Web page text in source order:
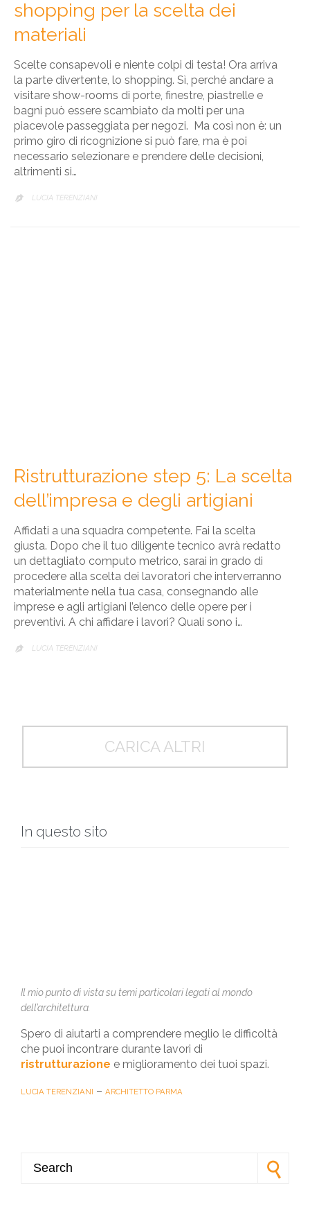
shopping per la scelta dei
materiali
Scelte consapevoli e niente colpi di testa! Ora arriva
la parte divertente, lo shopping. Sì, perché andare a
visitare show-rooms di porte, finestre, piastrelle e
bagni può essere scambiato da molti per una
piacevole passeggiata per negozi. Ma così non è: un
primo giro di ricognizione si può fare, ma è poi
necessario selezionare e prendere delle decisioni,
altrimenti si…
 LUCIA TERENZIANI
Ristrutturazione step 5: La scelta
dell’impresa e degli artigiani
Affidati a una squadra competente. Fai la scelta
giusta. Dopo che il tuo diligente tecnico avrà redatto
un dettagliato computo metrico, sarai in grado di
procedere alla scelta dei lavoratori che interverranno
materialmente nella tua casa, consegnando alle
imprese e agli artigiani l’elenco delle opere per i
preventivi. A chi affidare i lavori? Quali sono i…
 LUCIA TERENZIANI
CARICA ALTRI
In questo sito
Il mio punto di vista su temi particolari legati al mondo
dell’architettura.
Spero di aiutarti a comprendere meglio le difficoltà
che puoi incontrare durante lavori di
ristrutturazione e miglioramento dei tuoi spazi.
LUCIA TERENZIANI – ARCHITETTO PARMA